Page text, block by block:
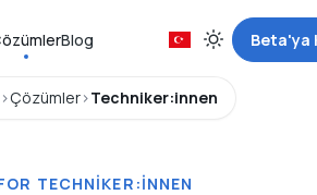
Blog Beta'ya
Çözümler Techniker:innen
TECHNIKER:INNEN